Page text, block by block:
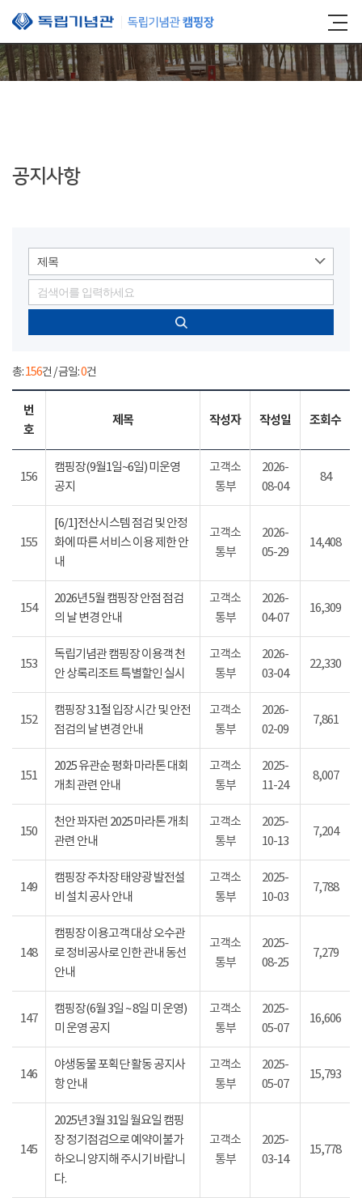
본문 바로가기
공지사항
제목
총:156건 / 금일:0건
번
호
제목 작성자 작성일 조회수
156
캠핑장(9월1일~6일) 미운영
공지
고객소
통부
2026-
08-04
84
155
[6/1]전산시스템 점검 및 안정
화에 따른 서비스 이용 제한 안
내
고객소
통부
2026-
05-29
14,408
154
2026년 5월 캠핑장 안점 점검
의 날 변경 안내
고객소
통부
2026-
04-07
16,309
153
독립기념관 캠핑장 이용객 천
안 상록리조트 특별할인 실시
고객소
통부
2026-
03-04
22,330
152
캠핑장 3.1절 입장 시간 및 안전
점검의 날 변경 안내
고객소
통부
2026-
02-09
7,861
151
2025 유관순 평화 마라톤 대회
개최 관련 안내
고객소
통부
2025-
11-24
8,007
150
천안 꽈자런 2025 마라톤 개최
관련 안내
고객소
통부
2025-
10-13
7,204
149
캠핑장 주차장 태양광 발전설
비 설치 공사 안내
고객소
통부
2025-
10-03
7,788
148
캠핑장 이용고객 대상 오수관
로 정비공사로 인한 관내 동선
안내
고객소
통부
2025-
08-25
7,279
147
캠핑장(6월 3일 ~ 8일 미 운영)
미 운영 공지
고객소
통부
2025-
05-07
16,606
146
야생동물 포획단 활동 공지사
항 안내
고객소
통부
2025-
05-07
15,793
145
2025년 3월 31일 월요일 캠핑
장 정기점검으로 예약이불가
하오니 양지해 주시기 바랍니
다.
고객소
통부
2025-
03-14
15,778